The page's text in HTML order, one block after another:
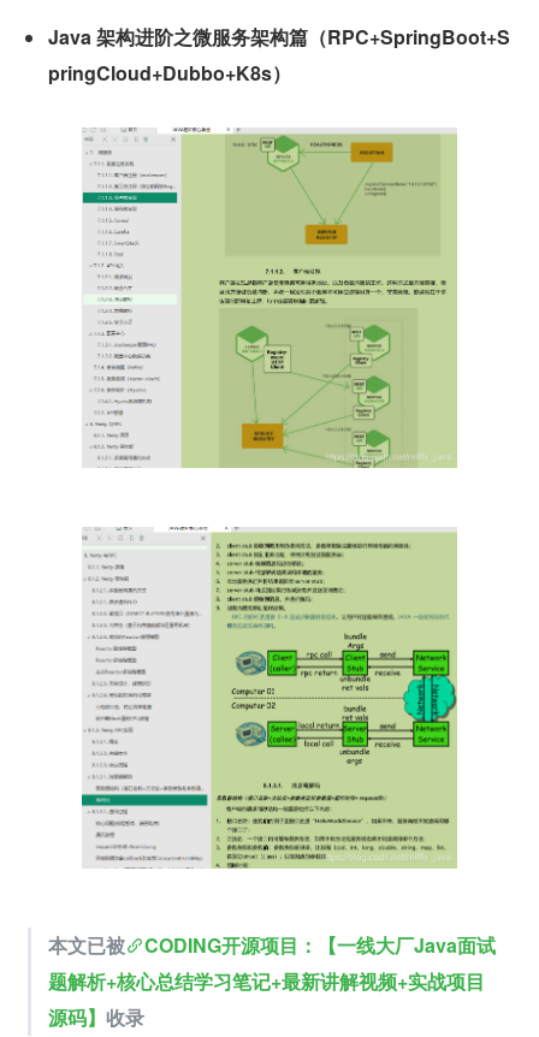
Java 架构进阶之微服务架构篇（RPC+SpringBoot+S
pringCloud+Dubbo+K8s）
本文已被
CODING开源项目：【一线大厂Java面试
题解析+核心总结学习笔记+最新讲解视频+实战项目
源码】 收录